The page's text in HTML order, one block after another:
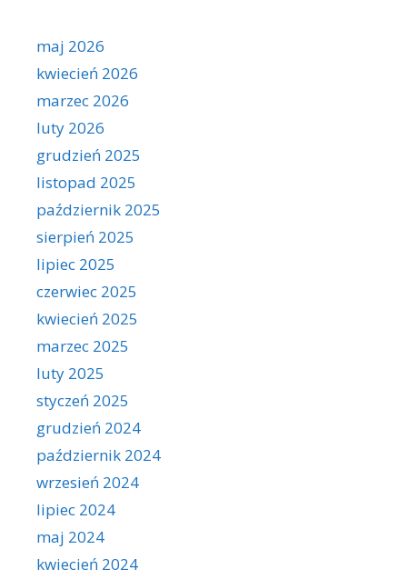
maj 2026
kwiecień 2026
marzec 2026
luty 2026
grudzień 2025
listopad 2025
październik 2025
sierpień 2025
lipiec 2025
czerwiec 2025
kwiecień 2025
marzec 2025
luty 2025
styczeń 2025
grudzień 2024
październik 2024
wrzesień 2024
lipiec 2024
maj 2024
kwiecień 2024